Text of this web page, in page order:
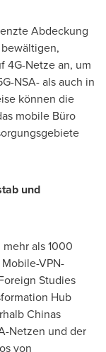
Abdeckung
4G-Netze an, um
NSA- als auch in
können die
mobile Büro
und
als 1000
VPN-
Studies
Hub
Chinas
Netzen und der
von